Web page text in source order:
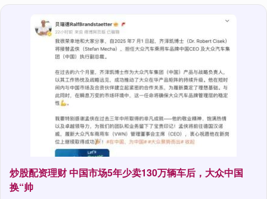
炒股配资理财 中国市场5年少卖130万辆车后，大众中国
换“帅